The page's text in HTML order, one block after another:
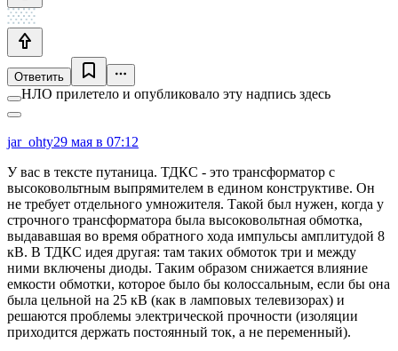
Ответить
НЛО прилетело и опубликовало эту надпись здесь
jar_ohty29 мая в 07:12
У вас в тексте путаница. ТДКС - это трансформатор с
высоковольтным выпрямителем в едином конструктиве. Он
не требует отдельного умножителя. Такой был нужен, когда у
строчного трансформатора была высоковольтная обмотка,
выдававшая во время обратного хода импульсы амплитудой 8
кВ. В ТДКС идея другая: там таких обмоток три и между
ними включены диоды. Таким образом снижается влияние
емкости обмотки, которое было бы колоссальным, если бы она
была цельной на 25 кВ (как в ламповых телевизорах) и
решаются проблемы электрической прочности (изоляции
приходится держать постоянный ток, а не переменный).